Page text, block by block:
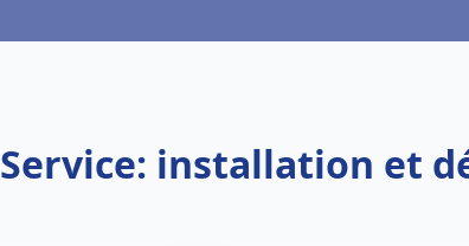
Service: installation et